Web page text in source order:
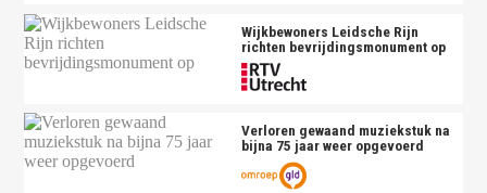
Wijkbewoners Leidsche Rijn
richten bevrijdingsmonument op
Verloren gewaand muziekstuk na
bijna 75 jaar weer opgevoerd